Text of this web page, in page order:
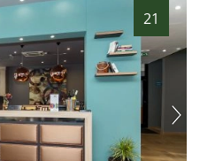
21